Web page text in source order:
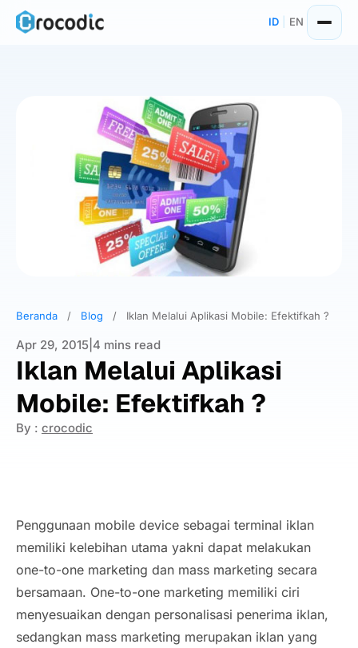
Skip
ID EN
Beranda / Blog / Iklan Melalui Aplikasi Mobile: Efektifkah ?
Apr 29, 2015 4 mins read
Iklan Melalui Aplikasi
Mobile: Efektifkah ?
By : crocodic
Penggunaan mobile device sebagai terminal iklan
memiliki kelebihan utama yakni dapat melakukan
one-to-one marketing dan mass marketing secara
bersamaan. One-to-one marketing memiliki ciri
menyesuaikan dengan personalisasi penerima iklan,
sedangkan mass marketing merupakan iklan yang